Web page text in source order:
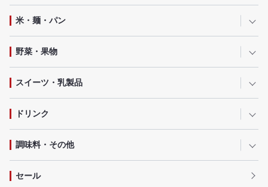
米・麺・パン
野菜・果物
スイーツ・乳製品
ドリンク
調味料・その他
セール